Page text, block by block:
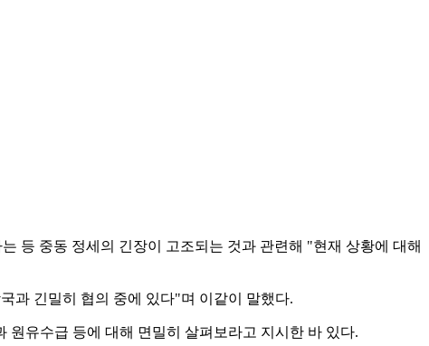
등 중동 정세의 긴장이 고조되는 것과 관련해 "현재 상황에 대해
과 긴밀히 협의 중에 있다"며 이같이 말했다.
원유수급 등에 대해 면밀히 살펴보라고 지시한 바 있다.